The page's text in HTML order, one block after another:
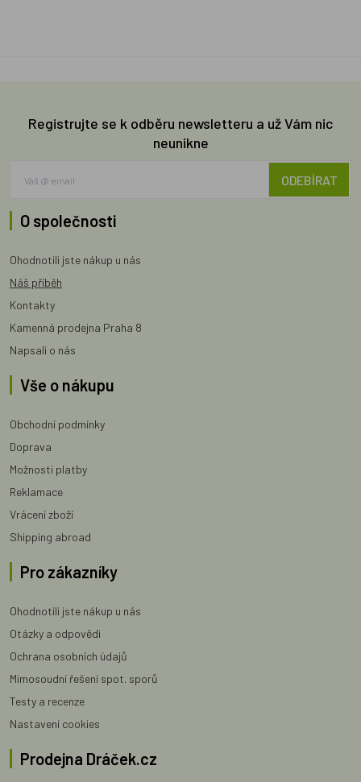
Registrujte se k odběru newsletteru a už Vám nic
neunikne
ODEBÍRAT
O společnosti
Ohodnotili jste nákup u nás
Náš příběh
Kontakty
Kamenná prodejna Praha 8
Napsali o nás
Vše o nákupu
Obchodní podmínky
Doprava
Možnosti platby
Reklamace
Vrácení zboží
Shipping abroad
Pro zákazníky
Ohodnotili jste nákup u nás
Otázky a odpovědi
Ochrana osobních údajů
Mimosoudní řešení spot. sporů
Testy a recenze
Nastavení cookies
Prodejna Dráček.cz